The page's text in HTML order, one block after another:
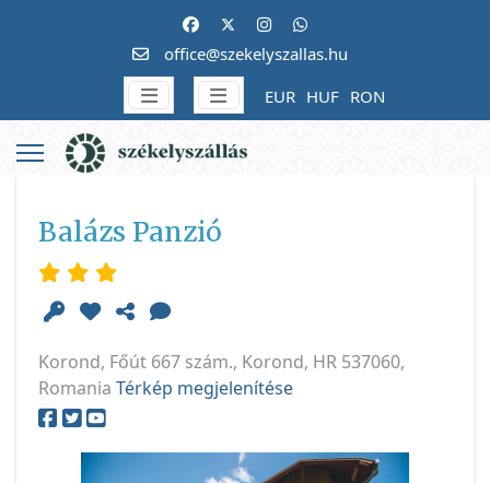
office@szekelyszallas.hu
EUR HUF RON
Balázs Panzió
Korond, Főút 667 szám., Korond, HR 537060,
Romania Térkép megjelenítése